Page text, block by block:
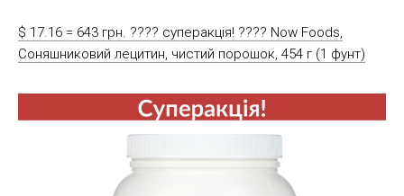
$ 17.16 = 643 грн. ???? cуперакція! ???? Now Foods,
Соняшниковий лецитин, чистий порошок, 454 г (1 фунт)